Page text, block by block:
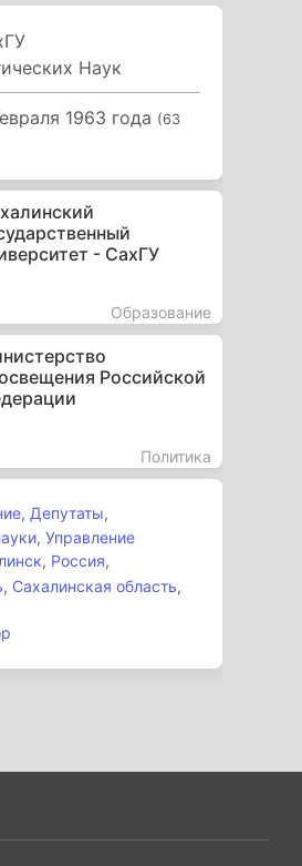
Наук
1963 года (63
- СахГУ
Образование
Российской
Политика
, Депутаты,
,Управление
, Россия,
, Сахалинская область,